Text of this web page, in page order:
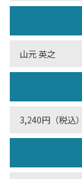
山元 英之
3,240円（税込）